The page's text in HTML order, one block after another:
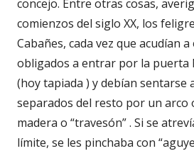
concejo. Entre otras cosas,
comienzos del siglo XX, los
Cabañes, cada vez que acudían
obligados a entrar por la puerta
(hoy tapiada ) y debían sentarse
separados del resto por un arco
madera o “travesón” . Si se
límite, se les pinchaba con